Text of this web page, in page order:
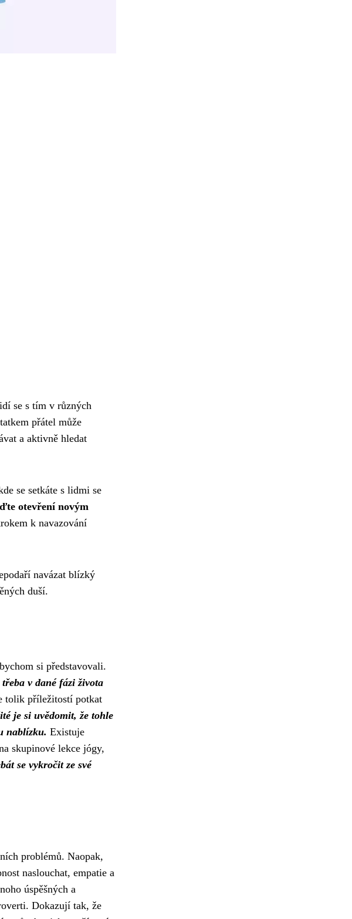
se s tím v různých
přátel může
a aktivně hledat
se setkáte s lidmi se
otevření novým
k navazování
navázat blízký
duší.
si představovali.
v dané fázi života
tolik příležitostí potkat
je si uvědomit, že tohle
nablízku. Existuje
skupinové lekce jógy,
se vykročit ze své
problémů. Naopak,
naslouchat, empatie a
úspěšných a
Dokazují tak, že